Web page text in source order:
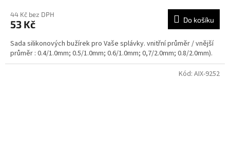
44 Kč bez DPH
53 Kč Do košíku
Sada silikonových bužírek pro Vaše splávky. vnitřní průměr / vnější
průměr : 0.4/1.0mm; 0.5/1.0mm; 0.6/1.0mm; 0,7/2.0mm; 0.8/2.0mm).
Kód: AIX-9252